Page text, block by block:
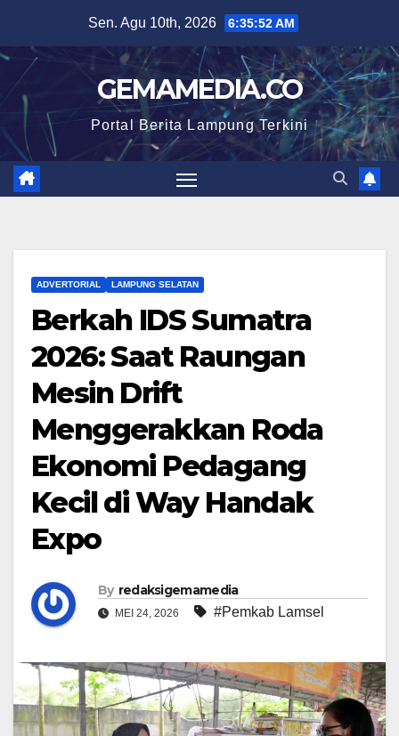
content
Sen. Agu 10th, 2026 6:35:53 AM
GEMAMEDIA.CO
Portal Berita Lampung Terkini
ADVERTORIAL LAMPUNG SELATAN
Berkah IDS Sumatra
2026: Saat Raungan
Mesin Drift
Menggerakkan Roda
Ekonomi Pedagang
Kecil di Way Handak
Expo
By redaksigemamedia
MEI 24, 2026 #Pemkab Lamsel